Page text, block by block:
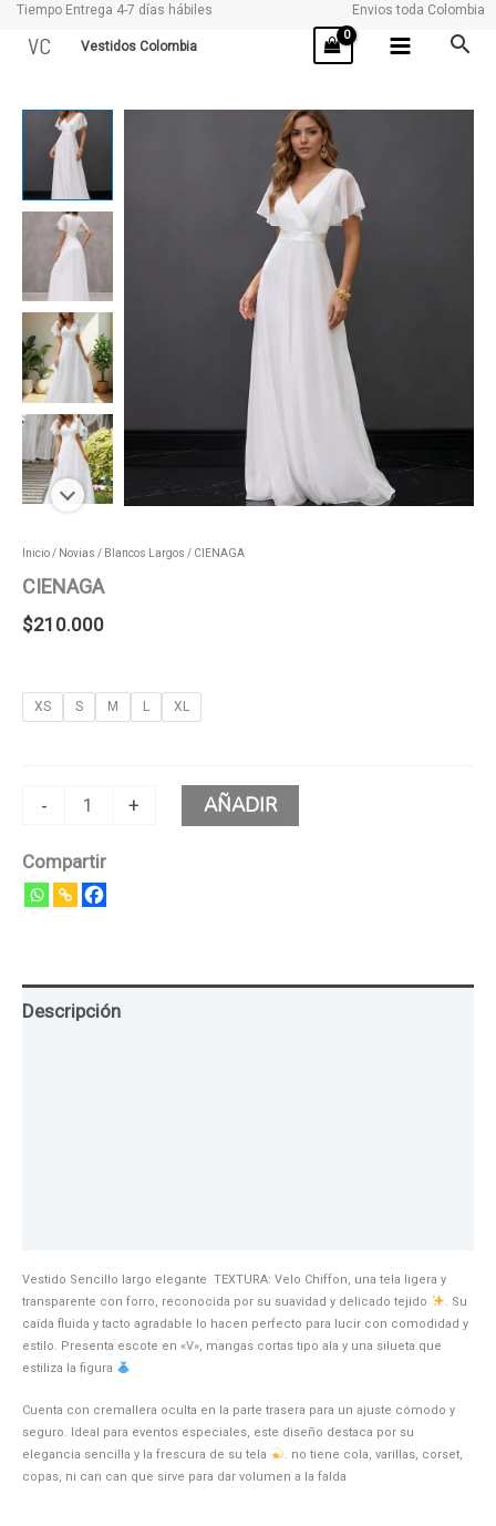
Tiempo Entrega 4-7 días hábiles Envios toda Colombia
VC Vestidos Colombia
Inicio/ Novias / Blancos Largos / CIENAGA
CIENAGA
$210.000
XS S M L XL
-
CIENAGA
cantidad
+ AÑADIR
Compartir
Descripción
Vestido Sencillo largo elegante TEXTURA: Velo Chiffon, una tela ligera y
transparente con forro, reconocida por su suavidad y delicado tejido
. Su
caída fluida y tacto agradable lo hacen perfecto para lucir con comodidad y
estilo. Presenta escote en «V», mangas cortas tipo ala y una silueta que
estiliza la figura
Cuenta con cremallera oculta en la parte trasera para un ajuste cómodo y
seguro. Ideal para eventos especiales, este diseño destaca por su
elegancia sencilla y la frescura de su tela
. no tiene cola, varillas, corset,
copas, ni can can que sirve para dar volumen a la falda